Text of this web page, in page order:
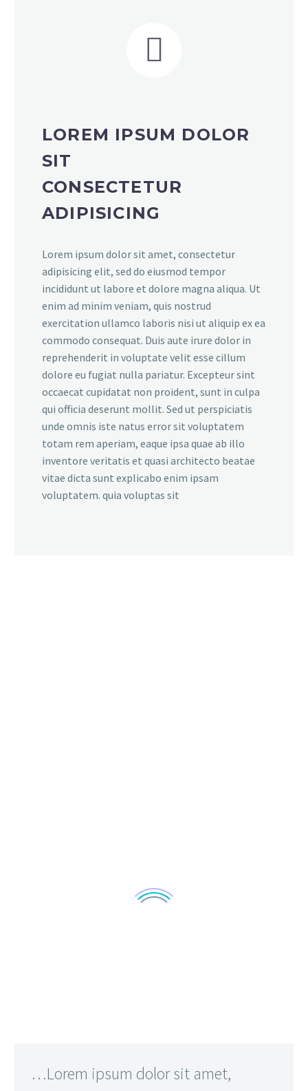


LOREM IPSUM DOLOR
SIT
CONSECTETUR
ADIPISICING
Lorem ipsum dolor sit amet, consectetur
adipisicing elit, sed do eiusmod tempor
incididunt ut labore et dolore magna aliqua. Ut
enim ad minim veniam, quis nostrud
exercitation ullamco laboris nisi ut aliquip ex ea
commodo consequat. Duis aute irure dolor in
reprehenderit in voluptate velit esse cillum
dolore eu fugiat nulla pariatur. Excepteur sint
occaecat cupidatat non proident, sunt in culpa
qui officia deserunt mollit. Sed ut perspiciatis
unde omnis iste natus error sit voluptatem
totam rem aperiam, eaque ipsa quae ab illo
inventore veritatis et quasi architecto beatae
vitae dicta sunt explicabo enim ipsam
voluptatem. quia voluptas sit
…Lorem ipsum dolor sit amet,